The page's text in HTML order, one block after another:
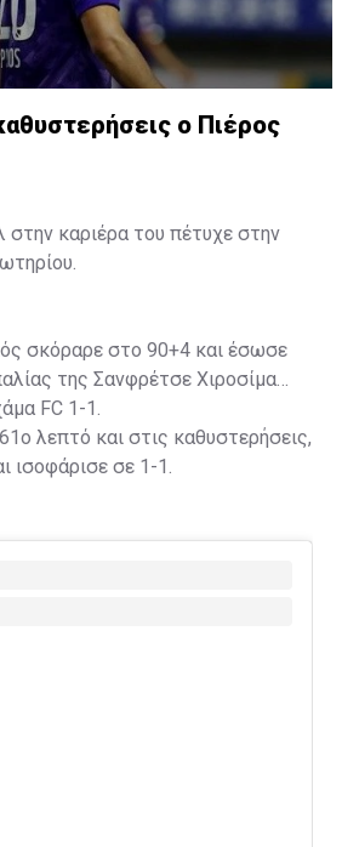
ο Πιέρος
στην καριέρα του πέτυχε στην
σκόραρε στο 90+4 και έσωσε
της Σανφρέτσε Χιροσίμα
FC 1-1.
λεπτό και στις καθυστερήσεις,
ισοφάρισε σε 1-1.